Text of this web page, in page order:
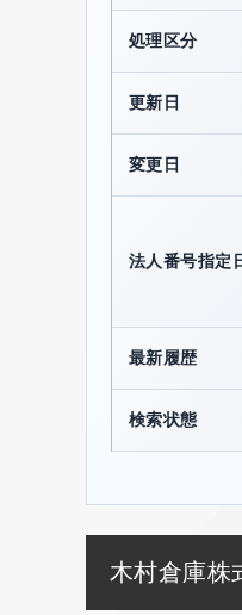
処理区分
更新日
変更日
法人番号指定
最新履歴
検索状態
木村倉庫株